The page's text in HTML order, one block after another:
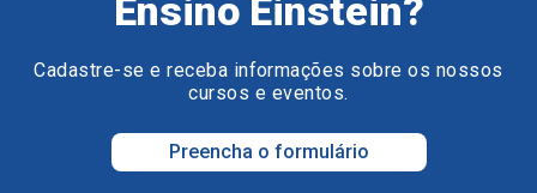
Ensino Einstein?
Cadastre-se e receba informações sobre os nossos
cursos e eventos.
Preencha o formulário